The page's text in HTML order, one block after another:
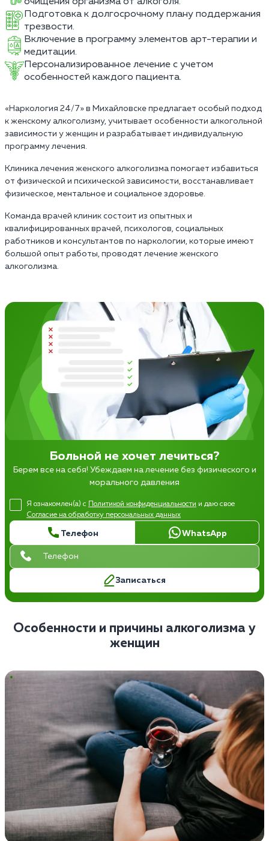
Подготовка к долгосрочному плану поддержания
трезвости.
Включение в программу элементов арт-терапии и
медитации.
Персонализированное лечение с учетом
особенностей каждого пациента.
«Наркология 24/7» в Михайловске предлагает особый подход
к женскому алкоголизму, учитывает особенности алкогольной
зависимости у женщин и разрабатывает индивидуальную
программу лечения.
Клиника лечения женского алкоголизма помогает избавиться
от физической и психической зависимости, восстанавливает
физическое, ментальное и социальное здоровье.
Команда врачей клиник состоит из опытных и
квалифицированных врачей, психологов, социальных
работников и консультантов по наркологии, которые имеют
большой опыт работы, проводят лечение женского
алкоголизма.
Больной не хочет лечиться?
Берем все на себя! Убеждаем на лечение без физического и
морального давления
Телефон WhatsApp
Я ознакомлен(а) с Политикой конфиденциальности и даю свое
Согласие на обработку персональных данных
Записаться
Особенности и причины алкоголизма у
женщин